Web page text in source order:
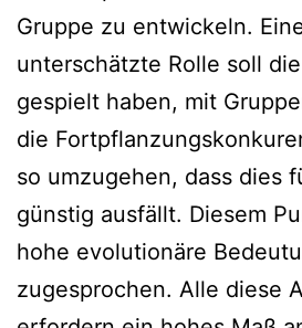
Gruppe zu entwickeln.
unterschätzte Rolle soll
gespielt haben, mit
die
so umzugehen, dass dies
günstig ausfällt. Diesem
hohe evolutionäre
zugesprochen. Alle diese